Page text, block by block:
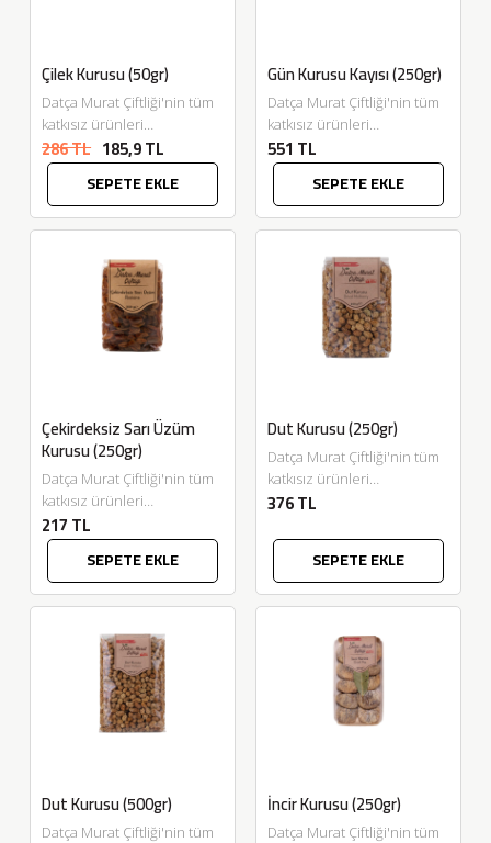
Çilek Kurusu (50gr)
Datça Murat Çiftliği'nin tüm
katkısız ürünleri
Eskitadında.com'da. Yaz
meyvesi olan çileği her
mevsim tüketmek isterseniz
çilek kurumuzu büyük...
286 TL 185,9 TL
SEPETE EKLE
Gün Kurusu Kayısı (250gr)
Datça Murat Çiftliği'nin tüm
katkısız ürünleri
Eskitadında.com'da.
Geleneksel yöntemlerle
gölgede kurutularak elde
edilen "Gün Kurusu
Kayısılarımız" en doğal...
551 TL
SEPETE EKLE
Çekirdeksiz Sarı Üzüm
Kurusu (250gr)
Datça Murat Çiftliği'nin tüm
katkısız ürünleri
Eskitadında.com'da.
Geleneksel yöntemlerle
gölgede kurutularak elde
edilen "Çekirdeksiz Sarı
Üzüm Kurularımız" en...
217 TL
SEPETE EKLE
Dut Kurusu (250gr)
Datça Murat Çiftliği'nin tüm
katkısız ürünleri
Eskitadında.com'da.
Murat Çiftliği 250gr dut
kurusu. Afiyet olsun....
376 TL
SEPETE EKLE
Dut Kurusu (500gr)
Datça Murat Çiftliği'nin tüm
İncir Kurusu (250gr)
Datça Murat Çiftliği'nin tüm